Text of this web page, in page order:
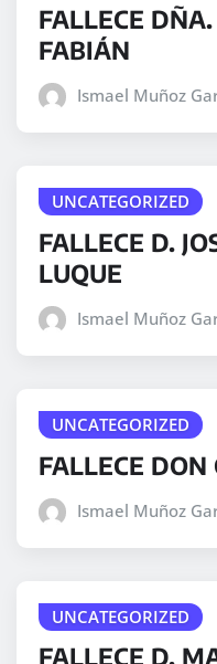
FALLECE
FABIÁN
Ismael Muñoz
UNCATEGORIZED
FALLECE D.
LUQUE
Ismael Muñoz
UNCATEGORIZED
FALLECE DON
Ismael Muñoz
UNCATEGORIZED
FALLECE D.